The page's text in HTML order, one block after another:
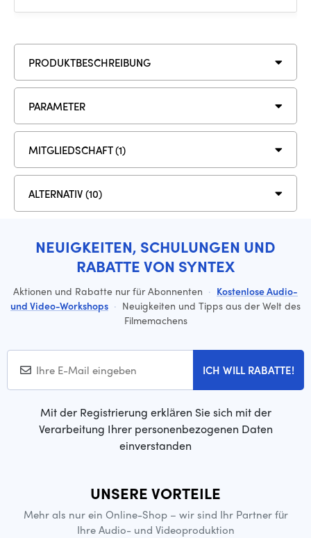
PRODUKTBESCHREIBUNG
PARAMETER
MITGLIEDSCHAFT (1)
ALTERNATIV (10)
NEUIGKEITEN, SCHULUNGEN UND
RABATTE VON SYNTEX
Aktionen und Rabatte nur für Abonnenten · Kostenlose Audio-
und Video-Workshops · Neuigkeiten und Tipps aus der Welt des
Filmemachens
ICH WILL RABATTE!
Mit der Registrierung erklären Sie sich mit der
Verarbeitung Ihrer personenbezogenen Daten
einverstanden
UNSERE VORTEILE
Mehr als nur ein Online-Shop – wir sind Ihr Partner für
Ihre Audio- und Videoproduktion